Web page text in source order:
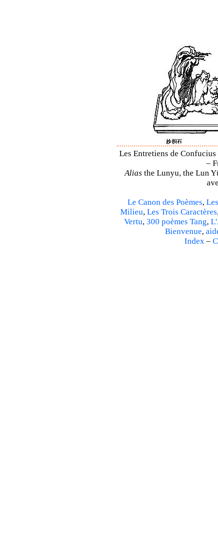
Les Entretiens de
–
Alias the Lunyu, the Lun
Le Canon des Poèmes,
Milieu, Les Trois Caractères
Vertu, 300 poèmes Tang,
Bienvenue,
Index –